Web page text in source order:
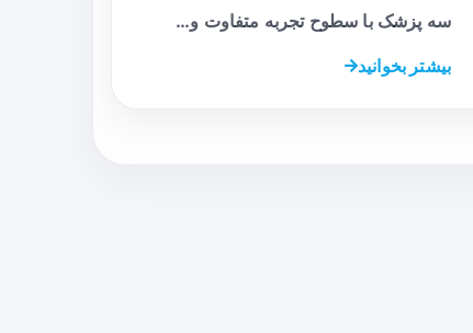
سه پزشک با سطوح تجربه متفاوت و…
بیشتر بخوانید